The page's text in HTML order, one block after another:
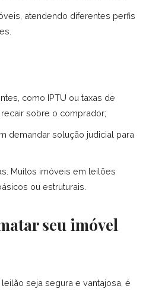
atendendo diferentes perfis
como IPTU ou taxas de
sobre o comprador;
demandar solução judicial para
Muitos imóveis em leilões
ou estruturais.
seu imóvel
seja segura e vantajosa, é